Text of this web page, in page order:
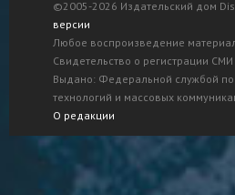
©2005-2026 Издательский дом
версии
Любое воспроизведение
Свидетельство о регистрации
Выдано: Федеральной службой
технологий и массовых
О редакции